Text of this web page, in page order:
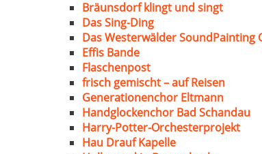
Bräunsdorf klingt und singt
Das Sing-Ding
Das Westerwälder SoundPainting
Effis Bande
Flaschenpost
frisch gemischt – auf Reisen
Generationenchor Eltmann
Handglockenchor Bad Schandau
Harry-Potter-Orchesterprojekt
Hau Drauf Kapelle